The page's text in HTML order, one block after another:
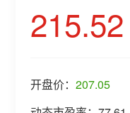
215.52
开盘价： 207.05